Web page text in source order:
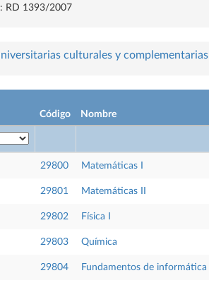
: RD 1393/2007
culturales y complementarias
Código Nombre
29800 Matemáticas I
29801 Matemáticas II
29802 Física I
29803 Química
29804 Fundamentos de informática